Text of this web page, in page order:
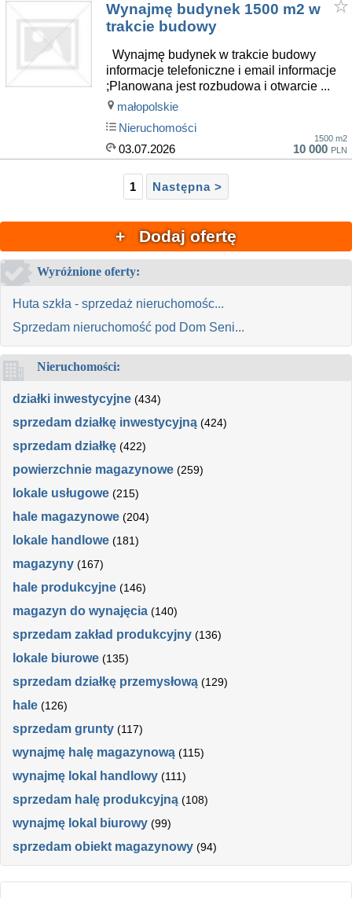
Wynajmę budynek 1500 m2 w
trakcie budowy
Wynajmę budynek w trakcie budowy
informacje telefoniczne i email informacje
;Planowana jest rozbudowa i otwarcie ...
małopolskie
Nieruchomości
03.07.2026
1500 m2
10 000 PLN
1 Następna >
+ Dodaj ofertę
Wyróżnione oferty:
Huta szkła - sprzedaż nieruchomośc...
Sprzedam nieruchomość pod Dom Seni...
Nieruchomości:
działki inwestycyjne (434)
sprzedam działkę inwestycyjną (424)
sprzedam działkę (422)
powierzchnie magazynowe (259)
lokale usługowe (215)
hale magazynowe (204)
lokale handlowe (181)
magazyny (167)
hale produkcyjne (146)
magazyn do wynajęcia (140)
sprzedam zakład produkcyjny (136)
lokale biurowe (135)
sprzedam działkę przemysłową (129)
hale (126)
sprzedam grunty (117)
wynajmę halę magazynową (115)
wynajmę lokal handlowy (111)
sprzedam halę produkcyjną (108)
wynajmę lokal biurowy (99)
sprzedam obiekt magazynowy (94)